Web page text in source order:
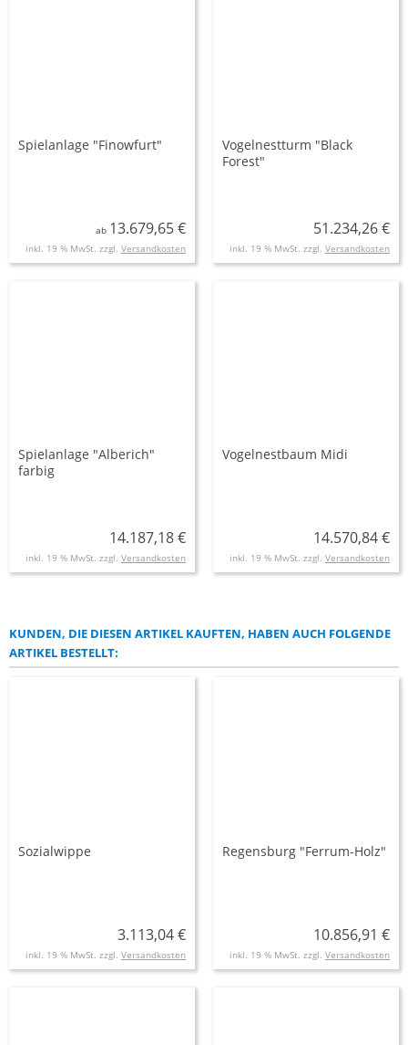
Spielanlage "Finowfurt"
ab 13.679,65 €
inkl. 19 % MwSt. zzgl. Versandkosten
Vogelnestturm "Black
Forest"
51.234,26 €
inkl. 19 % MwSt. zzgl. Versandkosten
Spielanlage "Alberich"
farbig
14.187,18 €
inkl. 19 % MwSt. zzgl. Versandkosten
Vogelnestbaum Midi
14.570,84 €
inkl. 19 % MwSt. zzgl. Versandkosten
KUNDEN, DIE DIESEN ARTIKEL KAUFTEN, HABEN AUCH FOLGENDE
ARTIKEL BESTELLT:
Sozialwippe
3.113,04 €
inkl. 19 % MwSt. zzgl. Versandkosten
Regensburg "Ferrum-Holz"
10.856,91 €
inkl. 19 % MwSt. zzgl. Versandkosten